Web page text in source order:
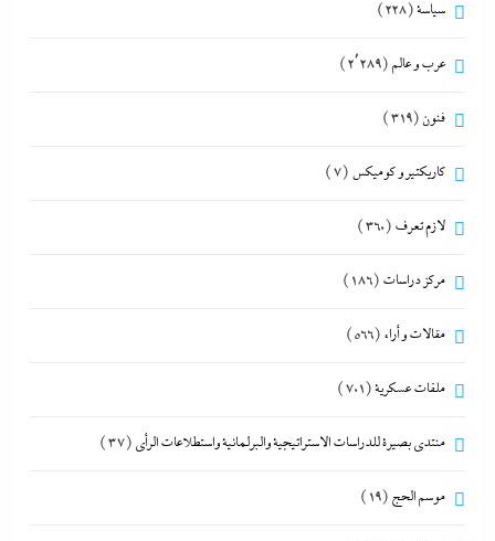
سياسة(228)
عرب و عالم (2٬289)
فنون (319)
كاريكتير و كوميكس (7)
لازم تعرف (360)
مركز دراسات (186)
مقالات و أراء (566)
ملفات عسكرية(701)
منتدى بصيرة للدراسات الاستراتيجية والبرلمانية واستطلاعات الرأى (37)
موسم الحج (19)